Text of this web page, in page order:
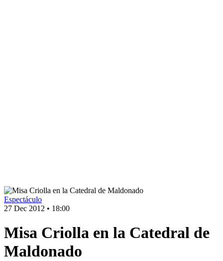
Espectáculo
27 Dec 2012 • 18:00
Misa Criolla en la Catedral de
Maldonado